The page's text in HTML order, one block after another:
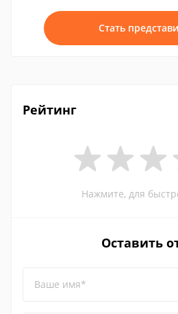
Стать
Рейтинг
Нажмите, для
Оставить
Ваше имя*